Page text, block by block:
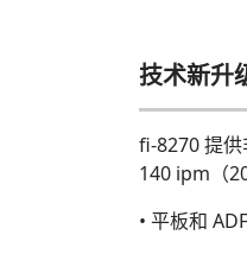
技术新升
fi-8270 提供
140 ipm（
• 平板和